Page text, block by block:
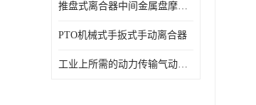
推盘式离合器中间金属盘摩擦盘18寸
PTO机械式手扳式手动离合器
工业上所需的动力传输气动离合器WCB424